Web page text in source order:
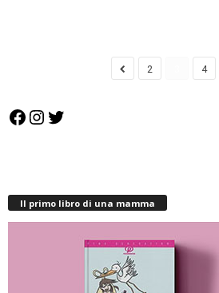
2 4
Facebook Instagram Twitter
Il primo libro di una mamma